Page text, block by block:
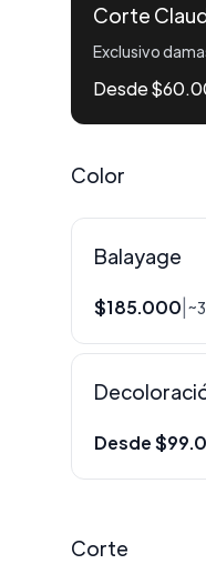
Corte
Exclusivo
Desde
Color
Balayage
$185.000
Desde
Corte